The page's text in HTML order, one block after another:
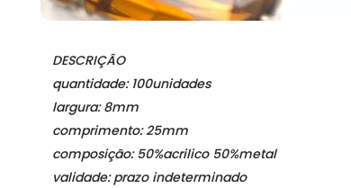
DESCRIÇÃO
quantidade: 100unidades
largura: 8mm
comprimento: 25mm
composição: 50%acrilico 50%metal
validade: prazo indeterminado